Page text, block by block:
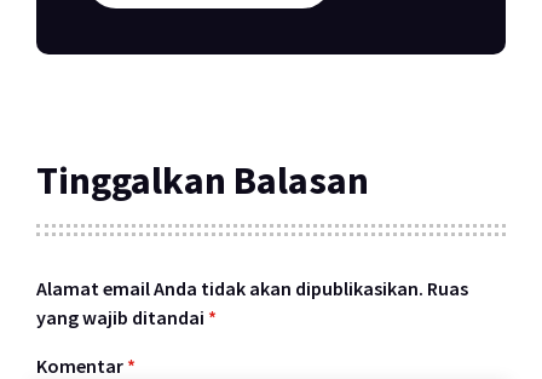
Tinggalkan Balasan
Alamat email Anda tidak akan dipublikasikan. Ruas
yang wajib ditandai *
Komentar *